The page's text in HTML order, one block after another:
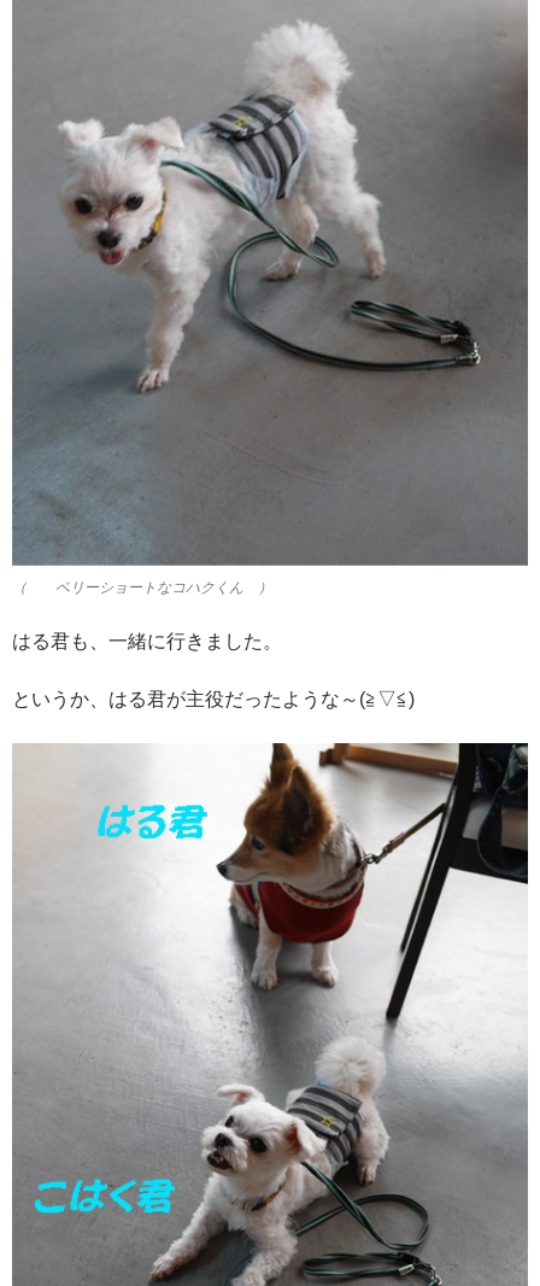
（ ベリーショートなコハクくん ）
はる君も、一緒に行きました。
というか、はる君が主役だったような～(≧▽≦)